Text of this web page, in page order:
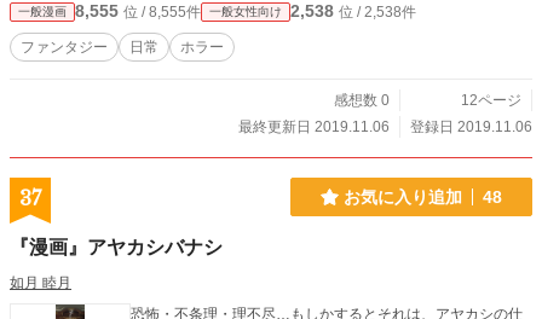
一般漫画 8,555 位 / 8,555件 一般女性向け 2,538 位 / 2,538件
ファンタジー 日常 ホラー
感想数 0
12ページ
最終更新日 2019.11.06
登録日 2019.11.06
37 お気に入り追加 48
『漫画』アヤカシバナシ
如月 睦月
恐怖・不条理・理不尽…もしかするとそれは、アヤカシの仕